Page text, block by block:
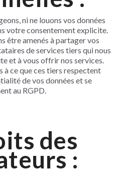
ni ne louons vos données
votre consentement explicite.
être amenés à partager vos
de services tiers qui nous
et à vous offrir nos services.
à ce que ces tiers respectent
de vos données et se
au RGPD.
des
: